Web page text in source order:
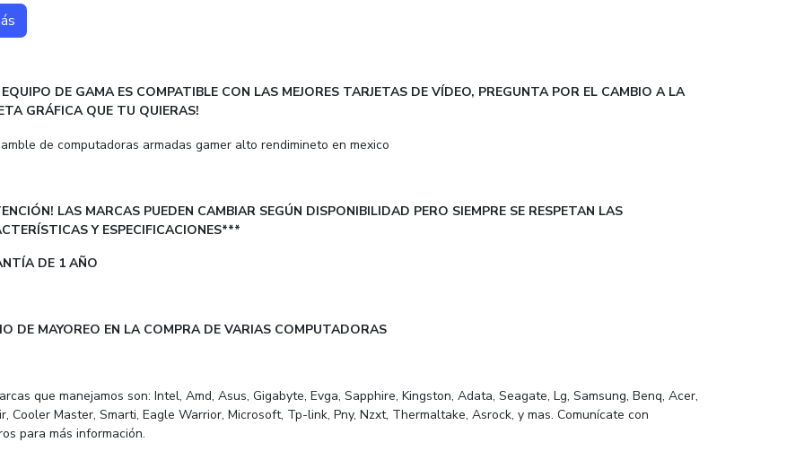
DE GAMA ES COMPATIBLE CON LAS MEJORES TARJETAS DE VÍDEO, PREGUNTA POR EL CAMBIO A LA
GRÁFICA QUE TU QUIERAS!
LAS MARCAS PUEDEN CAMBIAR SEGÚN DISPONIBILIDAD PERO SIEMPRE SE RESPETAN LAS
Y ESPECIFICACIONES***
DE 1 AÑO
DE MAYOREO EN LA COMPRA DE VARIAS COMPUTADORAS
que manejamos son: Intel, Amd, Asus, Gigabyte, Evga, Sapphire, Kingston, Adata, Seagate, Lg, Samsung, Benq, Acer,
Cooler Master, Smarti, Eagle Warrior, Microsoft, Tp-link, Pny, Nzxt, Thermaltake, Asrock, y mas. Comunícate con
para más información.